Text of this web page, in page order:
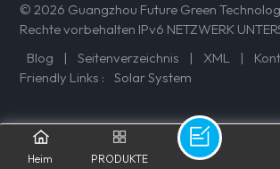
© 2026 Guangzhou Future Green
Rechte vorbehalten IPv6 NETZWERK
Blog
| Seitenverzeichnis | XML |
Friendly Links :
Solar System
Heim PRODUKTE